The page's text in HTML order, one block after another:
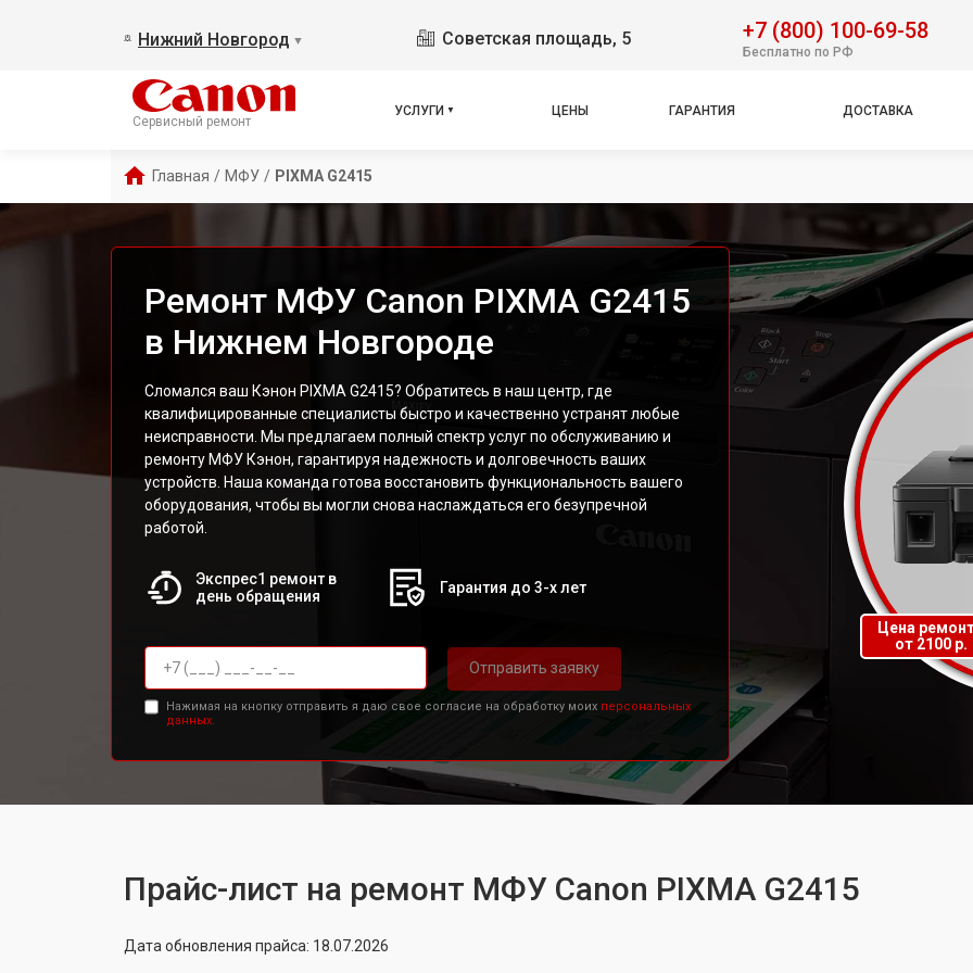
Нижний Новгород ▼ Советская площадь, 5 +7 (800) 100-69-58
Бесплатно по РФ
Сервисный ремонт
УСЛУГИ ЦЕНЫ ГАРАНТИЯ ДОСТАВКА
Главная / МФУ / PIXMA G2415
Ремонт МФУ Canon PIXMA G2415
в Нижнем Новгороде
Сломался ваш Кэнон PIXMA G2415? Обратитесь в наш центр, где
квалифицированные специалисты быстро и качественно устранят любые
неисправности. Мы предлагаем полный спектр услуг по обслуживанию и
ремонту МФУ Кэнон, гарантируя надежность и долговечность ваших
устройств. Наша команда готова восстановить функциональность вашего
оборудования, чтобы вы могли снова наслаждаться его безупречной
работой.
Экспрес1 ремонт в
день обращения
Гарантия до 3-х лет
Отправить заявку
Нажимая на кнопку отправить я даю свое согласие на обработку моих персональных
данных.
Цена
от 2100 р.
Прайс-лист на ремонт МФУ Canon PIXMA G2415
Дата обновления прайса: 18.07.2026